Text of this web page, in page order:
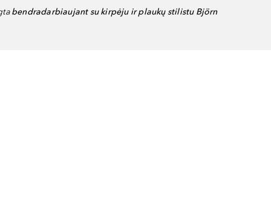
bendradarbiaujant su kirpėju ir plaukų stilistu Björn